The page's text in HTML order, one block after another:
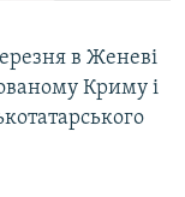
в Женеві
Криму і